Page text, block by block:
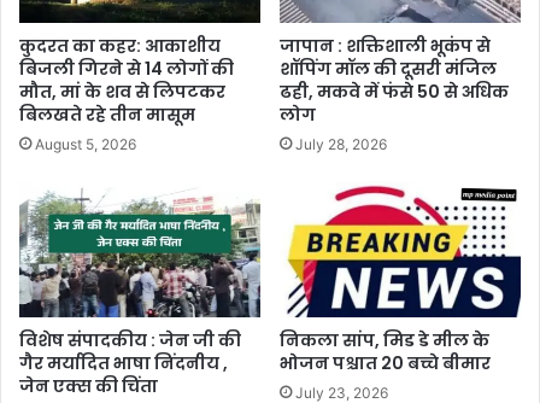
कुदरत का कहर: आकाशीय
बिजली गिरने से 14 लोगों की
मौत, मां के शव से लिपटकर
बिलखते रहे तीन मासूम
August 5, 2026
जापान : शक्तिशाली भूकंप से
शॉपिंग मॉल की दूसरी मंजिल
ढही, मकवे में फंसे 50 से अधिक
लोग
July 28, 2026
विशेष संपादकीय : जेन जी की
गैर मर्यादित भाषा निंदनीय ,
जेन एक्स की चिंता
निकला सांप, मिड डे मील के
भोजन पश्चात 20 बच्चे बीमार
July 23, 2026